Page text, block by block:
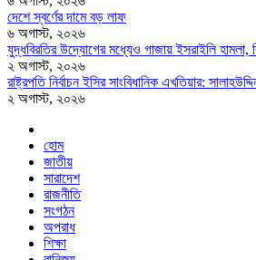
দেশে স্বর্ণের দামে বড় লাফ
৬ অগাস্ট, ২০২৬
যুদ্ধবিরতির উদ্যোগের মধ্যেও গাজায় ইসরাইলি হামলা,
২ অগাস্ট, ২০২৬
রাষ্ট্রপতি নির্বাচন ইসির সাংবিধানিক এখতিয়ার:
২ অগাস্ট, ২০২৬
হোম
জাতীয়
সারাদেশ
রাজনীতি
সংগঠন
অপরাধ
শিক্ষা